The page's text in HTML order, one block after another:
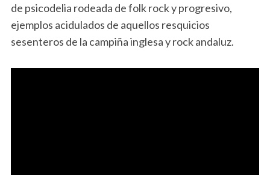
de psicodelia rodeada de folk rock y progresivo,
ejemplos acidulados de aquellos resquicios
sesenteros de la campiña inglesa y rock andaluz.